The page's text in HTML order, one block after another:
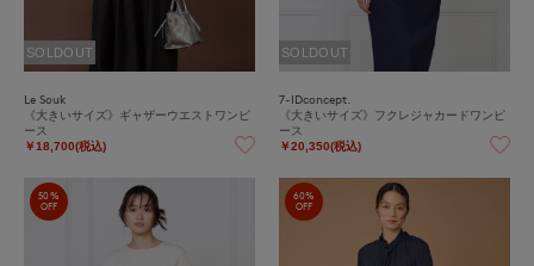
SOLDOUT
Le Souk
《大きいサイズ》ギャザーウエストワンピ
ース
￥18,700(税込)
SOLDOUT
7-IDconcept.
《大きいサイズ》フクレジャカードワンピ
ース
￥20,350(税込)
50%
OFF
60%
OFF